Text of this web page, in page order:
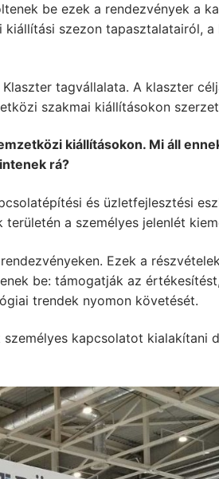
be ezek a rendezvények a
szezon tapasztalatairól,
tagvállalata. A klaszter
szakmai kiállításokon
kiállításokon. Mi áll
rá?
és üzletfejlesztési
a személyes jelenlét
Ezek a
be: támogatják az
trendek nyomon követését.
kapcsolatot kialakítani